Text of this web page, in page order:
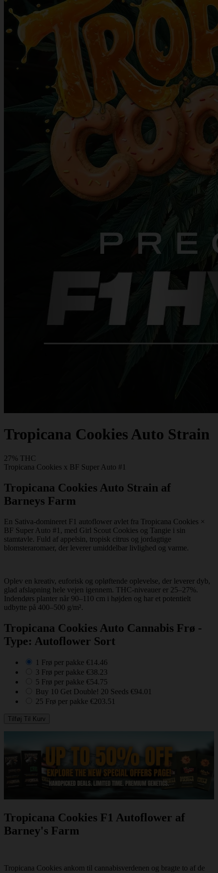
Tropicana Cookies Auto Strain
27% THC
Tropicana Cookies x BF Super Auto #1
Tropicana Cookies Auto Strain af
Barneys Farm
En Sativa-domineret F1 autoflower avlet fra Tropicana Cookies ×
BF Super Auto #1, med Girl Scout Cookies og Tangie i sin
stamtavle. Fuld af appelsin, tropisk citrus og jordagtige
blomsteraromaer, der leverer umiddelbar livlighed og varme.
Oplev en kreativ, euforisk og opløftende oplevelse, der leverer dyb,
glad afslapning hele vejen igennem. THC-niveauer er 25–27%.
Indendørs planter når 90–110 cm i højden og har et potentielt
udbytte på 400–500 g/m².
Tropicana Cookies Auto Cannabis Frø -
Type: Autoflower Sort
1 Frø per pakke €14.46
3 Frø per pakke €38.23
5 Frø per pakke €54.75
Buy 10 Get Double! 20 Seeds €94.01
25 Frø per pakke €203.51
Tropicana Cookies F1 Autoflower af
Barney's Farm
Tropicana Cookies ankom til cannabisverdenen og bragte to af de